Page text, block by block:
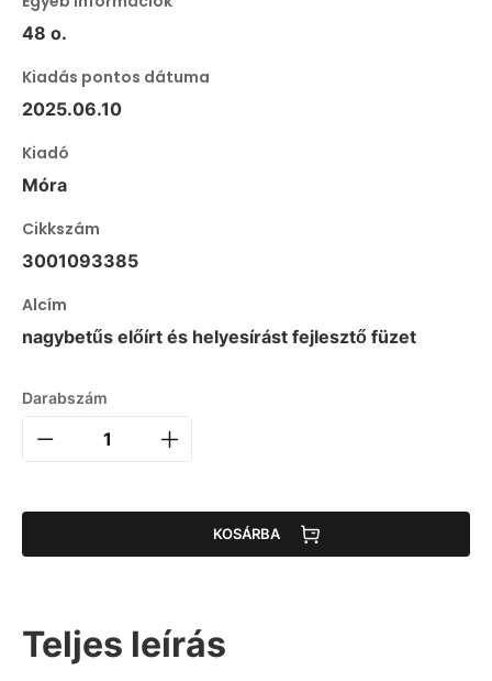
48 o.
Kiadás pontos dátuma
2025.06.10
Kiadó
Móra
Cikkszám
3001093385
Alcím
nagybetűs előírt és helyesírást fejlesztő füzet
Darabszám
KOSÁRBA
Teljes leírás